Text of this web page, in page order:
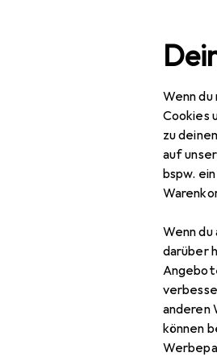
Wenn
Cookies
zu
auf
bspw.
Wenn
darüber
anderen
können
Navigation nach Kategorien